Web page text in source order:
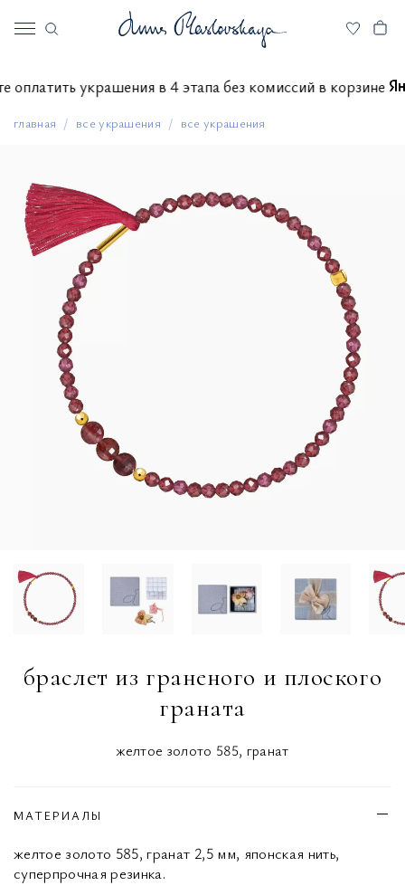
оплатить украшения в 4 этапа без комиссий в
главная все украшения все украшения
браслет из граненого и плоского
граната
желтое золото 585, гранат
МАТЕРИАЛЫ
желтое золото 585, гранат 2,5 мм, японская нить,
суперпрочная резинка.